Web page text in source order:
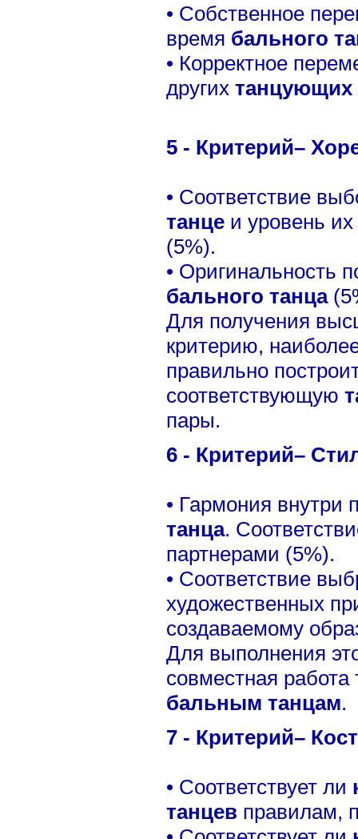
• Собственное
время бального
• Корректное
других
5 - Критерий–
• Соответствие
танце и уровень
(5%).
• Оригинальность
бального танца
Для получения
критерию,
правильно
соответствующую
пары.
6 - Критерий–
• Гармония внутри
танца.
партнерами (5%).
• Соответствие
художественных
создаваемому
Для выполнения
совместная
бальным танцам.
7 - Критерий–
• Соответствует ли
танцев правилам,